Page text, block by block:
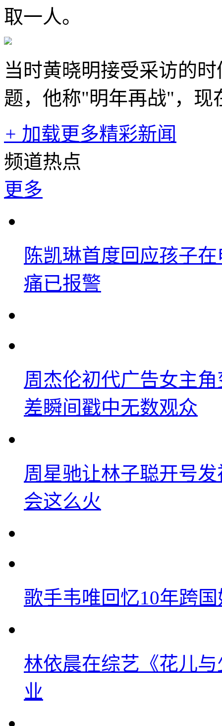
取一人。
当时黄晓明接受采访的
题，他称"明年再战"，现
+ 加载更多精彩新闻
频道热点
更多
陈凯琳首度回应孩子
痛已报警
周杰伦初代广告女主
差瞬间戳中无数观众
周星驰让林子聪开号
会这么火
歌手韦唯回忆10年跨
林依晨在综艺《花儿
业